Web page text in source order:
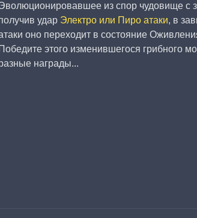
из спор чудовище с
удар Электро или Пиро атаки, в
оно переходит в состояние
Победите этого изменившегося грибного
награды...